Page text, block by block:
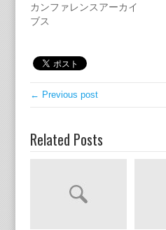
カンファレンスアーカイ
ブス
← Previous post
Related Posts